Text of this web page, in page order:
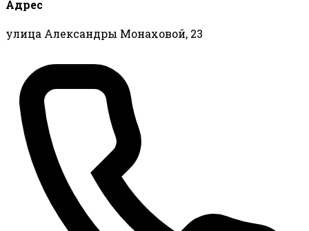
Адрес
улица Александры Монаховой, 23